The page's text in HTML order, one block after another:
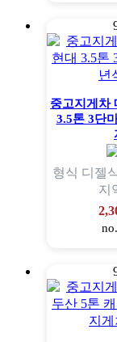
중고지게차
3.5톤 3단
형식 디젤
지